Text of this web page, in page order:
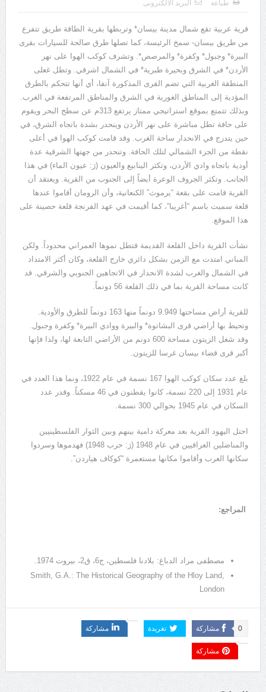
طباعة
البريد الالكترونى
قرية عربية تقع شمال مدينة بيسان* وتربطها بقرية الطاقة طريق تتفرع
من طريق بيسان- سمخ الرئيسة، كما تصلها طرق صالحة للسيارات بقرى
البيرة* وجبول* وكفرة* والمرصص*. وتشرف كوكب الهوا على نهر
الأردن* في الشرق وبحيرة طبرية* في الشمال اشرقي. وتطل غعلى
المنطقة الغربية التي تضم القرى المذكورة آنفا، أي أنها تتحكم بالطرق
المؤدية إلى المناطق الغورية في الشرق والمناطق المرتفعة في الغرب.
وبذلك تتمتع بموقع استراتيجي ممتاز يرتفع 313م عن سطح البحر ويقوم
على حافة تطل مباشرة على نهر الأردن وينحدر بشدة باتجاه الشرق، في
حين يتدرج في الانحدار ساحة الغرب. وقد قامت كوكب الهوا في أعلى
نقطة من الجزء الشمالي لتلك الحافة. وتنحدر من جهتها الشرقية عدة
أودية باتجاه وادي الأردن، وتكثر الينابيع والعيون (رَ: عيون الماء) في هذا
الجانب. وتكثر الجروف الوعرة أيضاً إلى الجنوب من القرية. ويعتقد أن
القرية قامت على بقعة “يرموث” الكنعانية، وأن الرومان أقاموا عندها
قلعة سميت باسم “أغريبا”، كما أقيمت في عهد الفرنجة قلعة حصينة على
هذا الموقع.
نشأت القرية داخل القلعة القديمة فتطل نموها العمراني محدوداً. ولكن
المباني امتدت مع الزمن بشكل دائري خارج القلعة، وكان أكثر الامتداد
في الشمال والغرب لشدة الانحدار في الاتجاهين الجنوبي والشرقي. قد
كانت مساحة القرية بما في ذلك القلعة 56 دونماً.
للقرية أراض مساحتها 9.949 دونماً منها 163 دونماً للطرق والأودية.
وتحيط بها أراضي قرى البشاتوة* والبيرة ووادي البيرة* وكفرة وجبول.
وقد شغل الزيتون مساحة 600 دونم من الأراضي التابعة لها، ولذا فإنها
أكبر قرى قضاء بيسان غرسا للزيتون.
بلغ عدد سكان كوكب الهوا 167 نسمة في عام 1922، ونما هذا العدد في
عام 1931 إلى 220 نسمة، كانوا يقطنون في 46 مسكناً. وقدر عدد
السكان في عام 1945 بحوالي 300 نسمة.
احتل اليهود القرية بعد معركة دامية بينهم وبين الثوار الفلسطينيين
والمناضلين العراقيين في عام 1948 (رَ: حرب 1948) فهدموها وسردوا
سكانها العرب وأقاموا مكانها مستعمرة “كوكاف هياردن”.
المراجع:
مصطفى مراد الدباغ: بلادنا فلسطين، ج6، ق2، بيروت 1974.
Smith, G.A.: The Historical Geography of the Hloy Land,
London
مشاركة 0 تغريدة مشاركة
مشاركة